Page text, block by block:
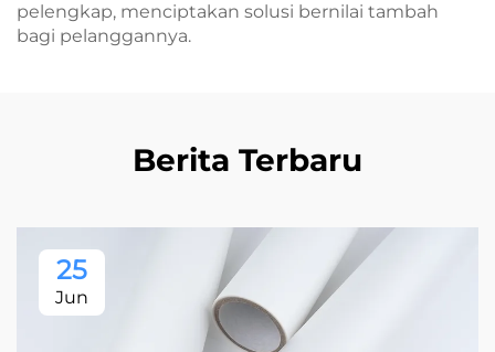
pelengkap, menciptakan solusi bernilai tambah
bagi pelanggannya.
Berita Terbaru
25
Jun